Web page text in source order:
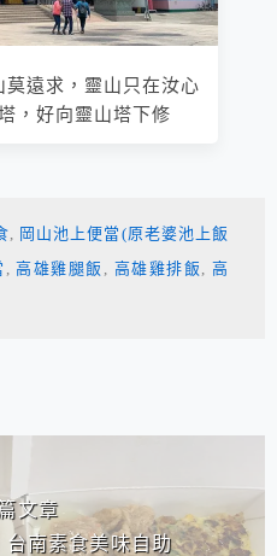
莫遠求，靈山只在汝心
，好向靈山塔下修
, 岡山池上便當(原老婆池上飯
,高雄雞腿飯 , 高雄雞排飯 , 高
文章
台南素食美味自助